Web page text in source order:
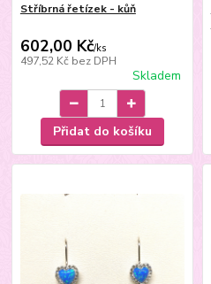
Stříbrná řetízek - kůň
602,00 Kč/ks
497,52 Kč bez DPH
Skladem
Přidat do košíku